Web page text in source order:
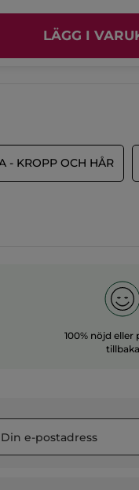
LÄGG I
- KROPP OCH HÅR
100% nöjd eller
tillbaka